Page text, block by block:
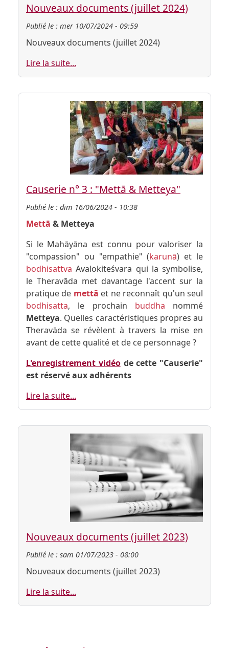
Nouveaux documents (juillet 2024)
Publié le : mer 10/07/2024 - 09:59
Nouveaux documents (juillet 2024)
Lire la suite...
Causerie n° 3 : "Mettā & Metteya"
Publié le : dim 16/06/2024 - 10:38
Mettā & Metteya
Si le Mahāyāna est connu pour valoriser la
"compassion" ou "empathie" (karunā) et le
bodhisattvaAvalokiteśvara qui la symbolise,
le Theravāda met davantage l'accent sur la
pratique de mettā et ne reconnaît qu'un seul
bodhisatta, le prochain buddha nommé
Metteya. Quelles caractéristiques propres au
Theravāda se révèlent à travers la mise en
avant de cette qualité et de ce personnage ?
L'enregistrement vidéo de cette "Causerie"
est réservé aux adhérents
Lire la suite...
Nouveaux documents (juillet 2023)
Publié le : sam 01/07/2023 - 08:00
Nouveaux documents (juillet 2023)
Lire la suite...